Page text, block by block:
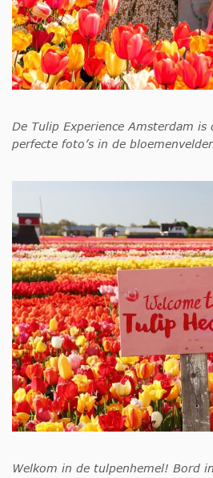
De Tulip Experience Amsterdam is
perfecte foto’s in de
Welkom in de tulpenhemel! Bord